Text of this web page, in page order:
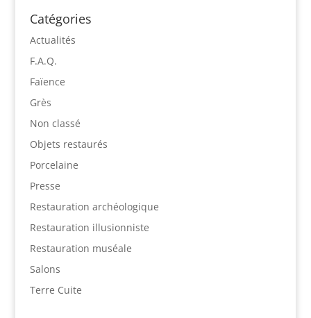
Catégories
Actualités
F.A.Q.
Faïence
Grès
Non classé
Objets restaurés
Porcelaine
Presse
Restauration archéologique
Restauration illusionniste
Restauration muséale
Salons
Terre Cuite